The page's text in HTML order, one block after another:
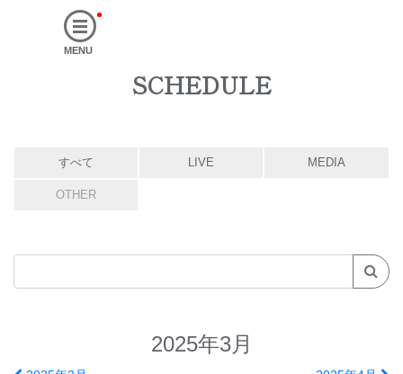
MENU
SCHEDULE
すべて LIVE MEDIA
OTHER
2025年3月